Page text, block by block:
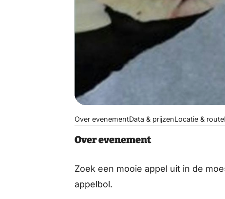
Over evenementData & prijzenLocatie & route
Over evenement
Zoek een mooie appel uit in de
appelbol.